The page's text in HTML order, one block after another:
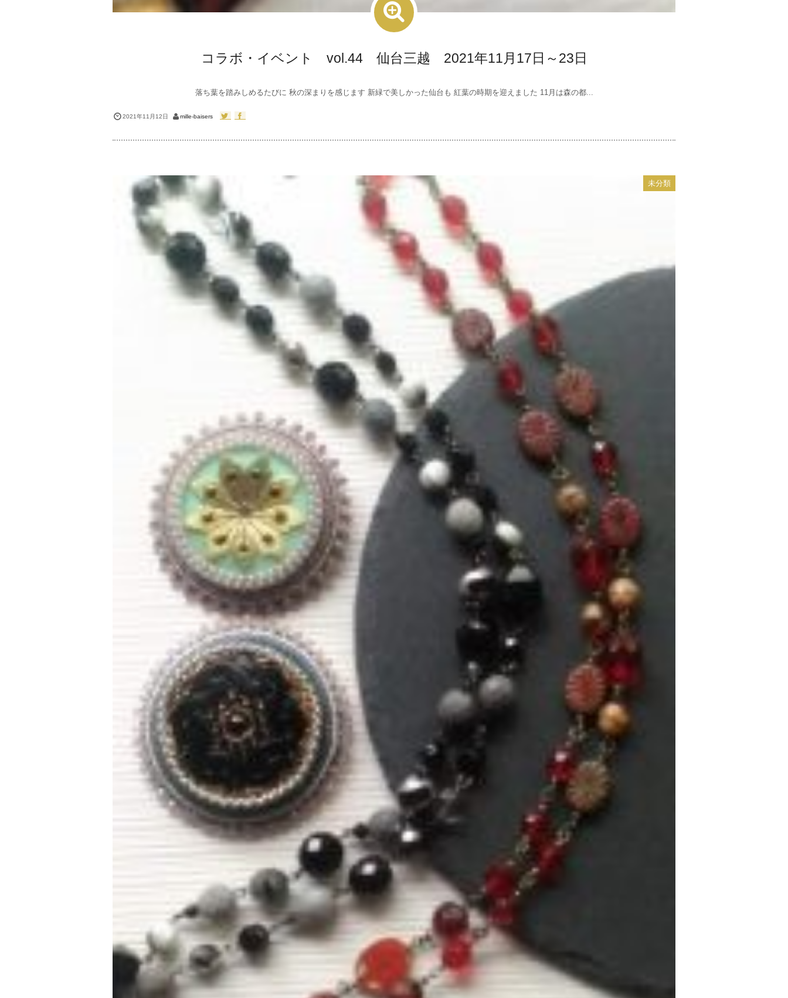
コラボ・イベント vol.44 仙台三越 2021年11月17日～23日
落ち葉を踏みしめるたびに 秋の深まりを感じます 新緑で美しかった仙台も 紅葉の時期を迎えました 11月は森の都...
2021年11月12日 mille-baisers
未分類